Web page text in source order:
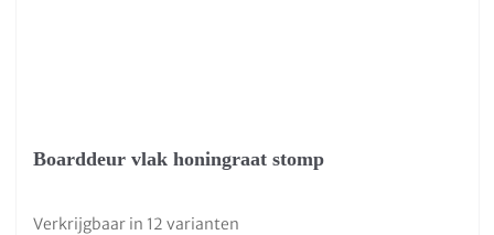
Boarddeur vlak honingraat stomp
Verkrijgbaar in 12 varianten